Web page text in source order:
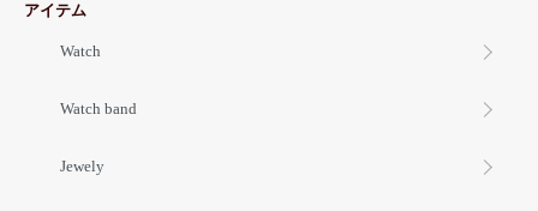
アイテム
Watch
Watch band
Jewely